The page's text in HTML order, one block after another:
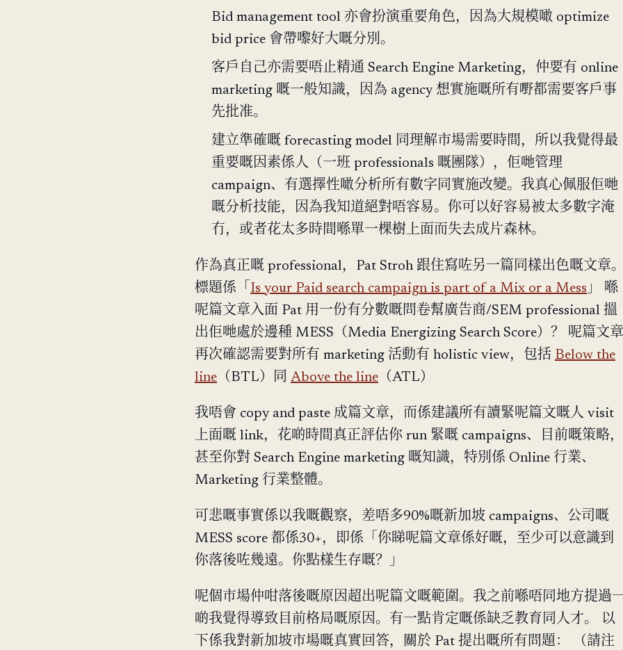
Bid management tool 亦會扮演重要角色，因為大規模噉 optimize
bid price 會帶嚟好大嘅分別。
客戶自己亦需要唔止精通 Search Engine Marketing，仲要有 online
marketing 嘅一般知識，因為 agency 想實施嘅所有嘢都需要客戶事
先批准。
建立準確嘅 forecasting model 同理解市場需要時間，所以我覺得最
重要嘅因素係人（一班 professionals 嘅團隊），佢哋管理
campaign、有選擇性噉分析所有數字同實施改變。我真心佩服佢哋
嘅分析技能，因為我知道絕對唔容易。你可以好容易被太多數字淹
冇，或者花太多時間喺單一棵樹上面而失去成片森林。
作為真正嘅 professional，Pat Stroh 跟住寫咗另一篇同樣出色嘅文章
標題係「 Is your Paid search campaign is part of a Mix or a Mess 」 喺
呢篇文章入面 Pat 用一份有分數嘅問卷幫廣告商/SEM professional 搵
出佢哋處於邊種 MESS（Media Energizing Search Score）？ 呢篇文章
再次確認需要對所有 marketing 活動有 holistic view，包括 Below the
line （BTL）同 Above the line （ATL）
我唔會 copy and paste 成篇文章，而係建議所有讀緊呢篇文嘅人 visit
上面嘅 link，花啲時間真正評估你 run 緊嘅 campaigns、目前嘅策略，
甚至你對 Search Engine marketing 嘅知識，特別係 Online 行業、
Marketing 行業整體。
可悲嘅事實係以我嘅觀察，差唔多90%嘅新加坡 campaigns、公司嘅
MESS score 都係30+，即係「你睇呢篇文章係好嘅，至少可以意識到
你落後咗幾遠。你點樣生存嘅？」
呢個市場仲咁落後嘅原因超出呢篇文嘅範圍。我之前喺唔同地方提過
啲我覺得導致目前格局嘅原因。有一點肯定嘅係缺乏教育同人才。 以
下係我對新加坡市場嘅真實回答，關於 Pat 提出嘅所有問題： （請注